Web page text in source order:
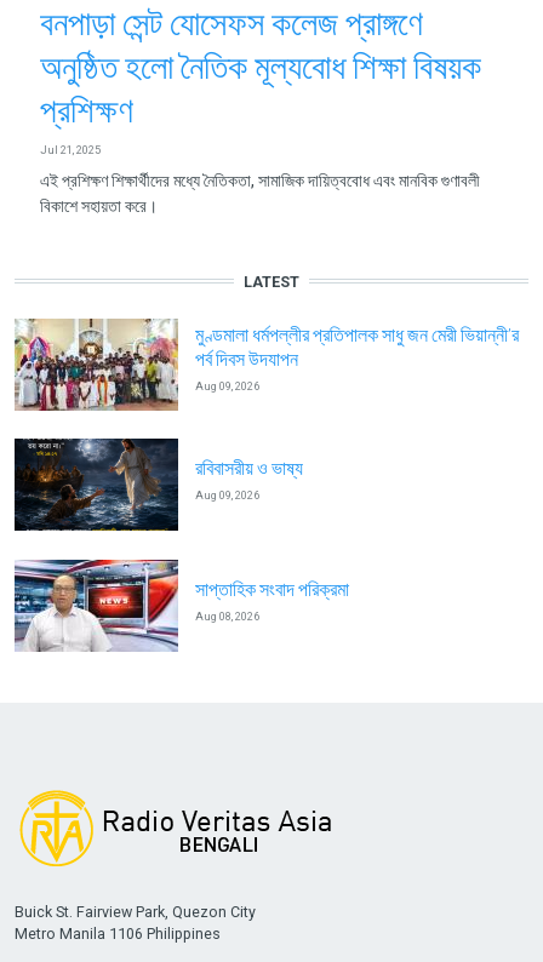
বনপাড়া সেন্ট যোসেফস কলেজ প্রাঙ্গণে
অনুষ্ঠিত হলো নৈতিক মূল্যবোধ শিক্ষা বিষয়ক
প্রশিক্ষণ
Jul 21, 2025
এই প্রশিক্ষণ শিক্ষার্থীদের মধ্যে নৈতিকতা, সামাজিক দায়িত্ববোধ এবং মানবিক গুণাবলী
বিকাশে সহায়তা করে।
LATEST
মুণ্ডমালা ধর্মপল্লীর প্রতিপালক সাধু জন মেরী ভিয়ান্নী’র
পর্ব দিবস উদযাপন
Aug 09, 2026
রবিবাসরীয় ও ভাষ্য
Aug 09, 2026
সাপ্তাহিক সংবাদ পরিক্রমা
Aug 08, 2026
Buick St. Fairview Park, Quezon City
Metro Manila 1106 Philippines